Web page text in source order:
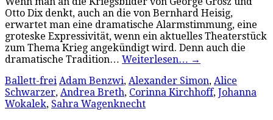
Otto Dix denkt, auch an die von Bernhard Heisig,
erwartet man eine dramatische Alarmstimmung, eine
groteske Expressivität, wenn ein aktuelles Theaterstück
zum Thema Krieg angekündigt wird. Denn auch die
dramatische Tradition… Weiterlesen… →
Ballett-frei Adam Benzwi, Alexander Simon, Alice
Schwarzer, Andrea Breth, Corinna Kirchhoff, Johanna
Wokalek, Sahra Wagenknecht